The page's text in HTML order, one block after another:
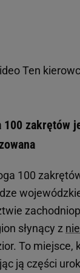
Ten
100 zakrętów
100
słynący z
To
ją części